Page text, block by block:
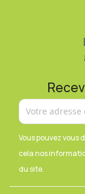
Vous pouvez vous
cela nos
du site.